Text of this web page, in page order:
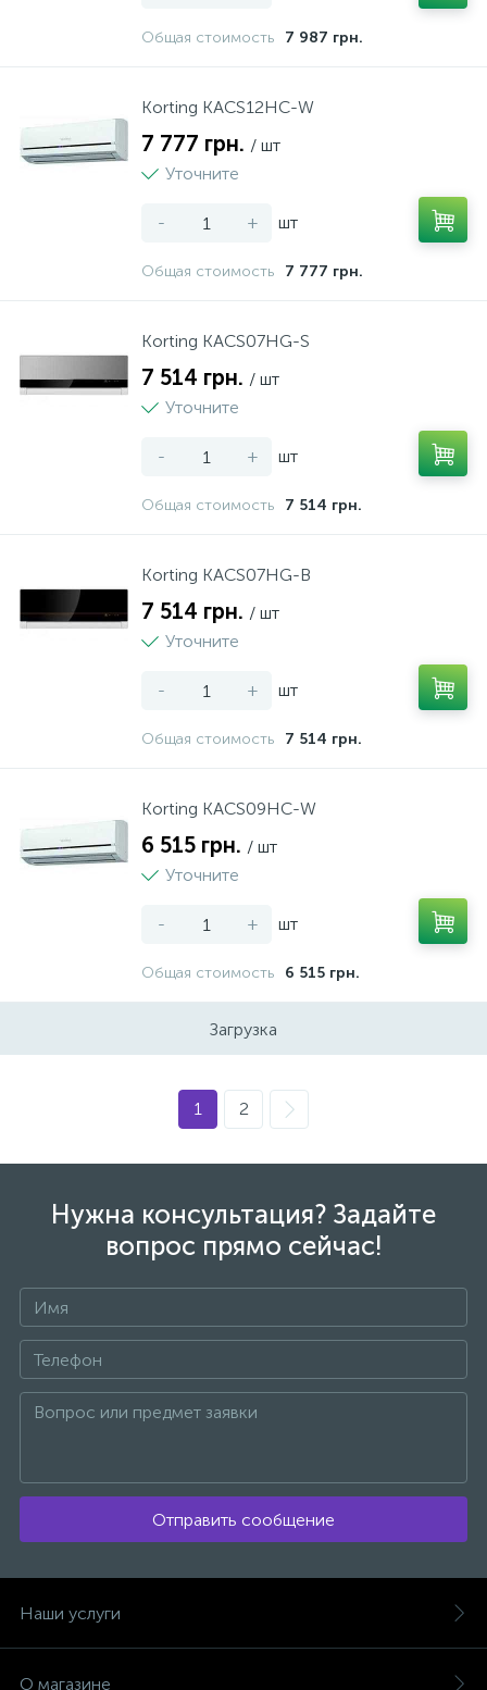
Общая стоимость 7 987 грн.
Korting KACS12HC-W
7 777 грн. / шт
Уточните
- + шт
Общая стоимость 7 777 грн.
Korting KACS07HG-S
7 514 грн. / шт
Уточните
- + шт
Общая стоимость 7 514 грн.
Korting KACS07HG-B
7 514 грн. / шт
Уточните
- + шт
Общая стоимость 7 514 грн.
Korting KACS09HC-W
6 515 грн. / шт
Уточните
- + шт
Общая стоимость 6 515 грн.
Загрузка
1 2
Нужна консультация? Задайте
вопрос прямо сейчас!
Отправить сообщение
Наши услуги
О магазине